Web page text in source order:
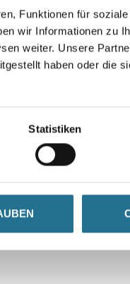
Funktionen für
wir Informationen zu
weiter. Unsere
haben oder die
Statistiken
Umrechnungsfaktoren
GEFAHRENHINWEISE